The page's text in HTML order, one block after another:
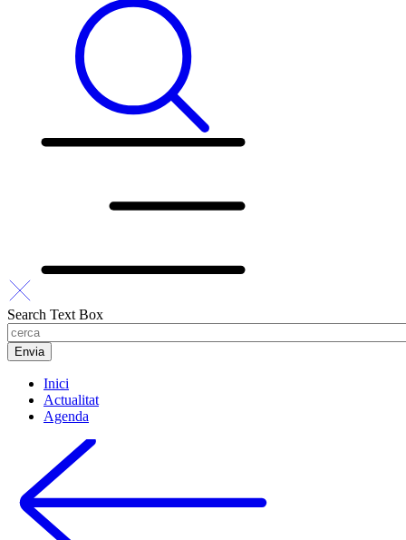
Search Text Box
Inici
Actualitat
Agenda